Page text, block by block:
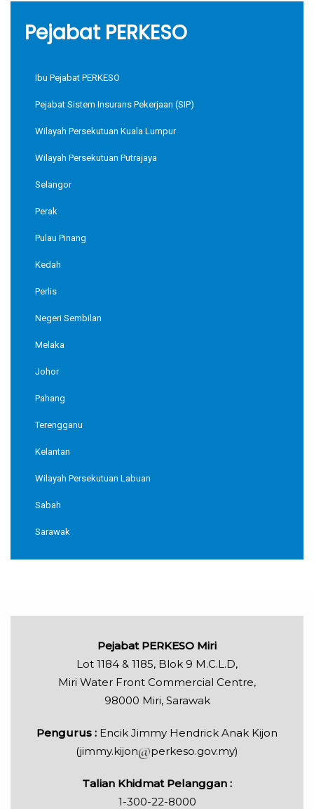
Pejabat PERKESO
Ibu Pejabat PERKESO
Pejabat Sistem Insurans Pekerjaan (SIP)
Wilayah Persekutuan Kuala Lumpur
Wilayah Persekutuan Putrajaya
Selangor
Perak
Pulau Pinang
Kedah
Perlis
Negeri Sembilan
Melaka
Johor
Pahang
Terengganu
Kelantan
Wilayah Persekutuan Labuan
Sabah
Sarawak
Pejabat PERKESO Miri
Lot 1184 & 1185, Blok 9 M.C.L.D,
Miri Water Front Commercial Centre,
98000 Miri, Sarawak
Pengurus : Encik Jimmy Hendrick Anak Kijon
(jimmy.kijon
perkeso.gov.my)
Talian Khidmat Pelanggan :
1-300-22-8000